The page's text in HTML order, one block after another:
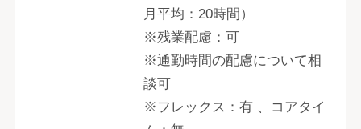
月平均：20時間）
※残業配慮：可
※通勤時間の配慮について相
談可
※フレックス：有 、コアタイ